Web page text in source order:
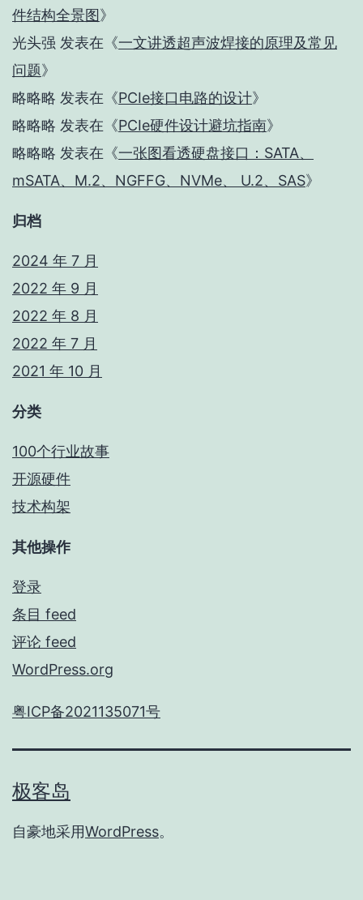
件结构全景图》
光头强 发表在《一文讲透超声波焊接的原理及常见
问题》
略略略 发表在《PCIe接口电路的设计》
略略略 发表在《PCIe硬件设计避坑指南》
略略略 发表在《一张图看透硬盘接口：SATA、
mSATA、M.2、NGFFG、NVMe、 U.2、SAS》
归档
2024 年 7 月
2022 年 9 月
2022 年 8 月
2022 年 7 月
2021 年 10 月
分类
100个行业故事
开源硬件
技术构架
其他操作
登录
条目 feed
评论 feed
WordPress.org
粤ICP备2021135071号
极客岛
自豪地采用WordPress。